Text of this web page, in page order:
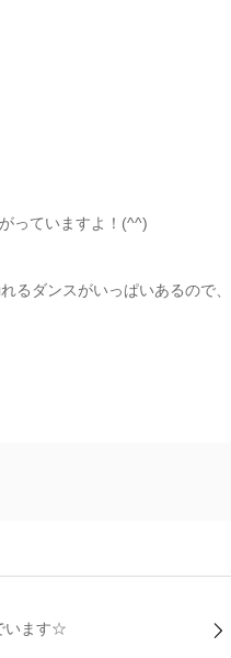
っていますよ！(^^)
るダンスがいっぱいあるので
います☆